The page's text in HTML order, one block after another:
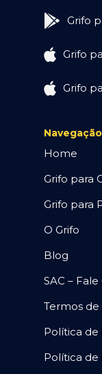
Grifo
Grifo
Grifo
Navegação
Home
Grifo para
Grifo para
O Grifo
Blog
SAC –
Termos de
Política de
Política